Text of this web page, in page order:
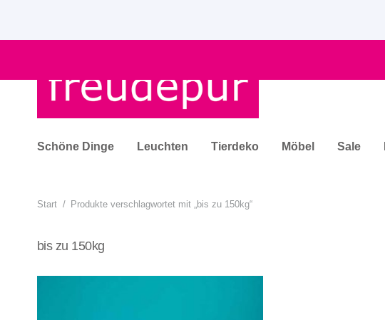
Schöne Dinge Leuchten Tierdeko Möbel Sale
Start / Produkte verschlagwortet mit „bis zu 150kg“
bis zu 150kg